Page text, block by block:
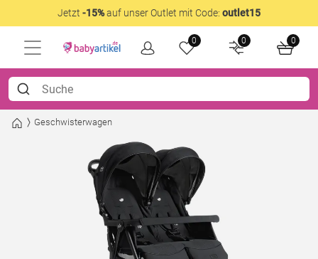
Jetzt -15%auf unser Outlet mit Code: outlet15
0 0 0
Geschwisterwagen